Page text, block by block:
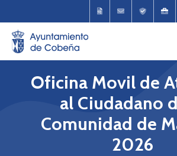
Oficina Movil de
al Ciudadano
Comunidad de
2026